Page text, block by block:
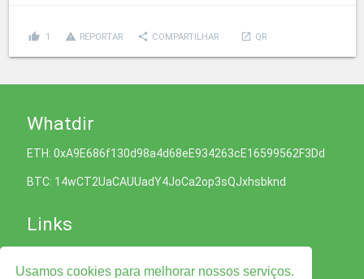
Usamos cookies para melhorar nossos serviços.
thumb_up 1 report_problem REPORTAR share COMPARTILHAR launch QR
Whatdir
ETH: 0xA9E686f130d98a4d68eE934263cE16599562F3Dd
BTC: 14wCT2UaCAUUadY4JoCa2op3sQJxhsbknd
Links
Política de Privacidade